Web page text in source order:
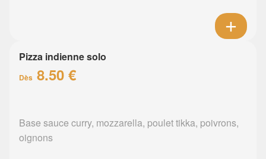
Pizza indienne solo
Dès 8.50 €
Base sauce curry, mozzarella, poulet tikka, poivrons,
oignons